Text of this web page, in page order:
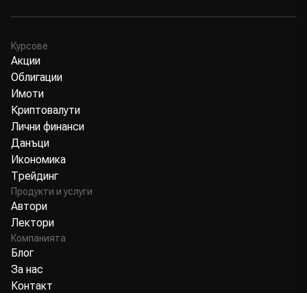
Курсове
Акции
Облигации
Имоти
Криптовалути
Лични финанси
Данъци
Икономика
Трейдинг
Продукти и услуги
Автори
Лектори
Компанията
Блог
За нас
Контакт